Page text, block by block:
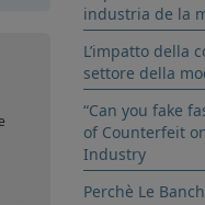
industria de la
L’impatto della
settore della
“Can you fake
of Counterfeit
Industry
Perchè Le